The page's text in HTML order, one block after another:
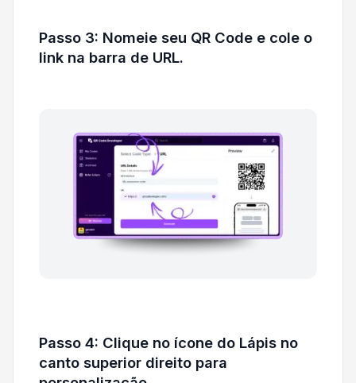
Passo 3: Nomeie seu QR Code e cole o
link na barra de URL.
Passo 4: Clique no ícone do Lápis no
canto superior direito para